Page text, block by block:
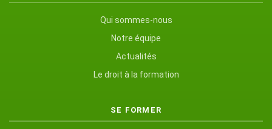
Qui sommes-nous
Notre équipe
Actualités
Le droit à la formation
SE FORMER